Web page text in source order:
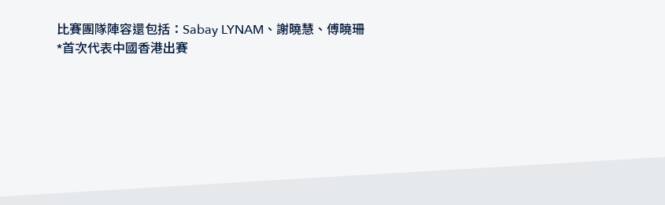
比賽團隊陣容還包括：Sabay LYNAM、謝曉慧、傅曉珊
*首次代表中國香港出賽